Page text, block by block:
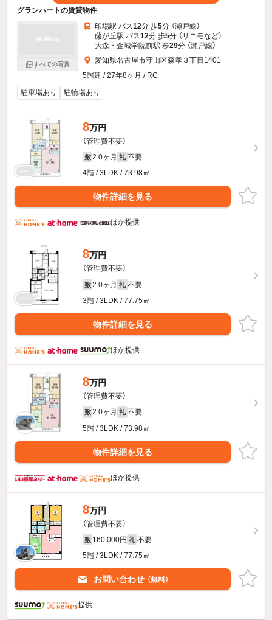
グランハートの賃貸物件
すべての写真
印場駅 バス12分 歩5分 （瀬戸線）
藤が丘駅 バス12分 歩5分 （リニモなど）
大森・金城学院前駅 歩29分 （瀬戸線）
愛知県名古屋市守山区森孝３丁目1401
5階建 / 27年8ヶ月 / RC
駐車場あり
駐輪場あり
8万円
（管理費不要）
敷 2.0ヶ月 礼 不要
4階 / 3LDK / 73.98㎡
物件詳細を見る
ほか提供
8万円
（管理費不要）
敷 2.0ヶ月 礼 不要
3階 / 3LDK / 77.75㎡
物件詳細を見る
ほか提供
8万円
（管理費不要）
敷 2.0ヶ月 礼 不要
5階 / 3LDK / 73.98㎡
物件詳細を見る
ほか提供
8万円
（管理費不要）
敷 160,000円 礼 不要
5階 / 3LDK / 77.75㎡
お問い合わせ （無料）
提供